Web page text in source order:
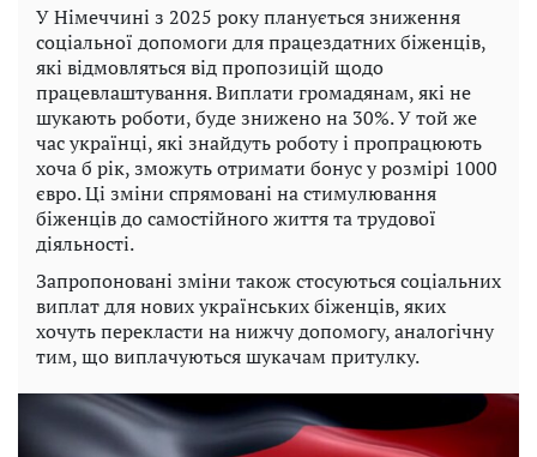
У Німеччині з 2025 року планується зниження
соціальної допомоги для працездатних біженців,
які відмовляться від пропозицій щодо
працевлаштування. Виплати громадянам, які не
шукають роботи, буде знижено на 30%. У той же
час українці, які знайдуть роботу і пропрацюють
хоча б рік, зможуть отримати бонус у розмірі 1000
євро. Ці зміни спрямовані на стимулювання
біженців до самостійного життя та трудової
діяльності.
Запропоновані зміни також стосуються соціальних
виплат для нових українських біженців, яких
хочуть перекласти на нижчу допомогу, аналогічну
тим, що виплачуються шукачам притулку.